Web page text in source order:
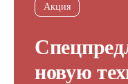
Акция
новую